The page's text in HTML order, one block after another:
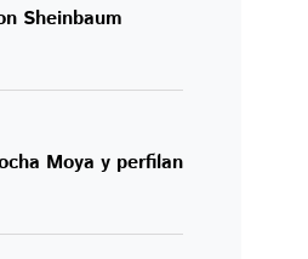
Sheinbaum
Moya y perfilan